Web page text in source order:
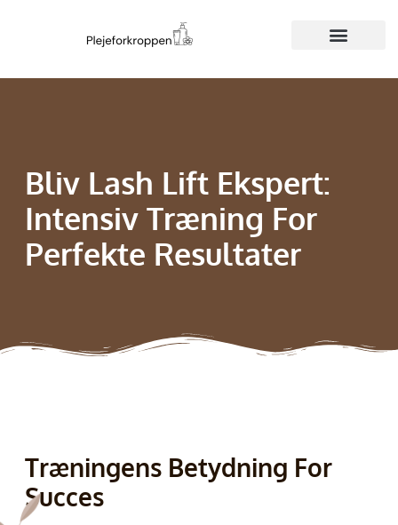
Bliv Lash Lift Ekspert:
Intensiv Træning For
Perfekte Resultater
Træningens Betydning For
Succes